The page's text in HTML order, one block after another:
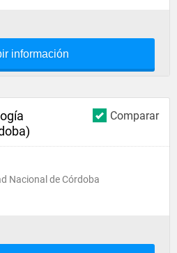
información
Comparar
Nacional de Córdoba